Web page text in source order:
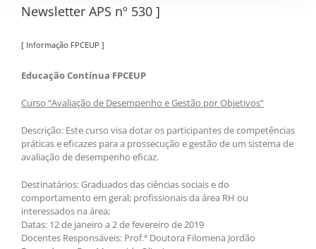
Newsletter APS nº 530 ]
[ Informação FPCEUP ]
Educação Contínua FPCEUP
Curso “Avaliação de Desempenho e Gestão por Objetivos”
Descrição: Este curso visa dotar os participantes de competências
práticas e eficazes para a prossecução e gestão de um sistema de
avaliação de desempenho eficaz.
Destinatários: Graduados das ciências sociais e do
comportamento em geral; profissionais da área RH ou
interessados na área;
Datas: 12 de janeiro a 2 de fevereiro de 2019
Docentes Responsáveis: Prof.ª Doutora Filomena Jordão